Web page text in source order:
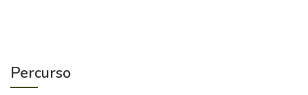
Percurso